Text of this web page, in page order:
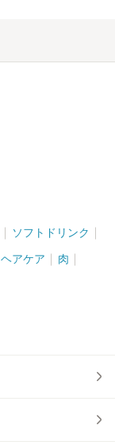
ソフトドリンク
ヘアケア 肉